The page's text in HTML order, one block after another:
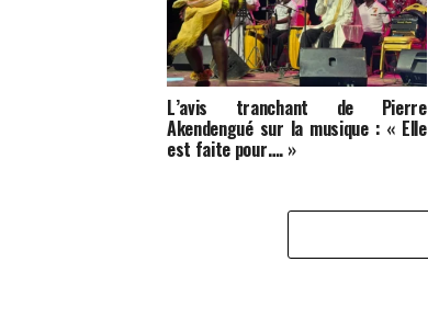
L’avis tranchant de Pierre
Akendengué sur la musique : « Elle
est faite pour…. »